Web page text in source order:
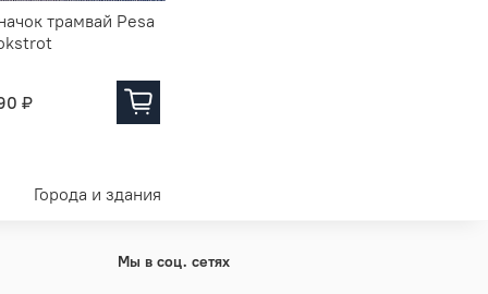
трамвай Pesa
₽
Города и здания
Мы в соц. сетях